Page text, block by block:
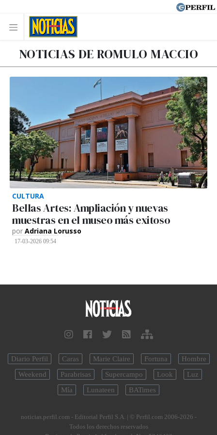
NOTICIAS DE ROMULO MACCIO
CULTURA
Bellas Artes: Ampliación y nuevas
muestras en el museo más exitoso
por Adriana Lorusso
17-03-2026 09:54
Diario Perfil Caras Marie Claire Fortuna
Hombre
Weekend
Parabrisas Supercampo Look
Luz
Mía
Lunateen BATimes
noticias.perfil.com - Editorial Perfil S.A. | © Perfil.com 2006-2026 -
Todos los derechos reservados